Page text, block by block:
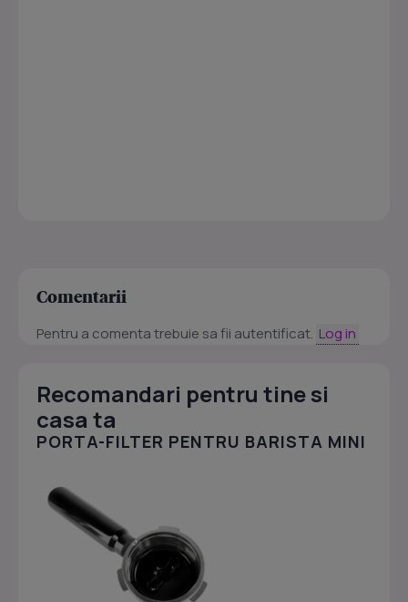
Comentarii
Pentru a comenta trebuie sa fii autentificat. Log in
Recomandari pentru tine si
casa ta
PORTA-FILTER PENTRU BARISTA MINI